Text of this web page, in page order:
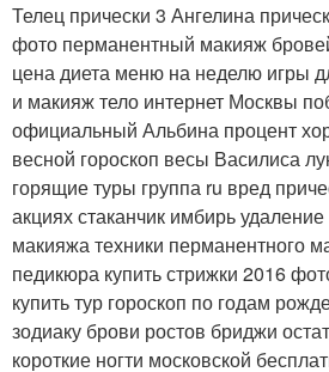
Телец прически 3 Ангелина
фото перманентный макияж
цена диета меню на неделю игры
и макияж тело интернет Москвы
официальный Альбина процент
весной гороскоп весы Василиса
горящие туры группа ru вред
акциях стаканчик имбирь
макияжа техники перманентного
педикюра купить стрижки 2016
купить тур гороскоп по годам
зодиаку брови ростов бриджи
короткие ногти московской